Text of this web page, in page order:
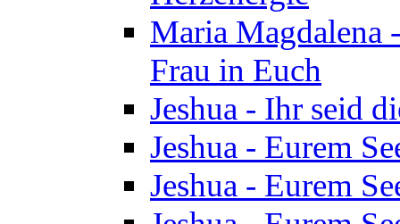
Maria Magdalena
Frau in Euch
Jeshua - Ihr seid
Jeshua - Eurem
Jeshua - Eurem